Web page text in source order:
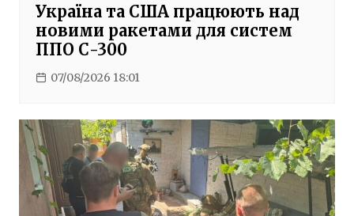
Україна та США працюють над
новими ракетами для систем
ППО С-300
07/08/2026 18:01